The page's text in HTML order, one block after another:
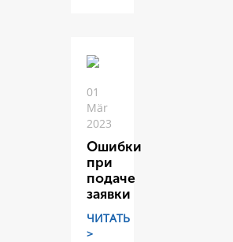
01
Mär
2023
Ошибки
при
подаче
заявки
ЧИТАТЬ
>